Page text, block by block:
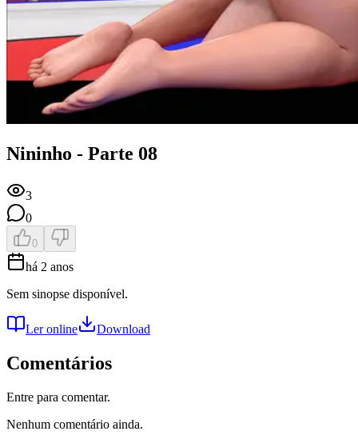
Nininho - Parte 08
3
0
0
há 2 anos
Sem sinopse disponível.
Ler online Download
Comentários
Entre para comentar.
Nenhum comentário ainda.